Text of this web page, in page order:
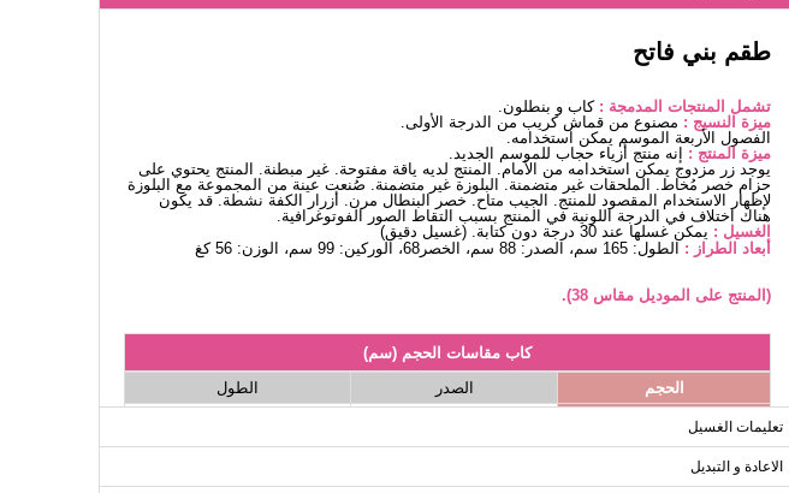
طقم بني فاتح
تشمل المنتجات المدمجة :كاب و بنطلون.
ميزة النسيج : مصنوع من قماش كريب من الدرجة الأولى.
الفصول الأربعة الموسم يمكن استخدامه.
ميزة المنتج : إنه منتج أزياء حجاب للموسم الجديد.
يوجد زر مزدوج يمكن استخدامه من الأمام. المنتج لديه ياقة مفتوحة. غير مبطنة. المنتج يحتوي على
حزام خصر مُخاط. الملحقات غير متضمنة. البلوزة غير متضمنة. صُنعت عينة من المجموعة مع البلوزة
لإظهار الاستخدام المقصود للمنتج. الجيب متاح. خصر البنطال مرن. أزرار الكفة نشطة. قد يكون
هناك اختلاف في الدرجة اللونية في المنتج بسبب التقاط الصور الفوتوغرافية.
الغسيل : يمكن غسلها عند 30 درجة دون كتابة. (غسيل دقيق)
أبعاد الطراز : الطول: 165 سم، الصدر: 88 سم، الخصر68، الوركين: 99 سم، الوزن: 56 كغ
(المنتج على الموديل مقاس 38).
كاب مقاسات الحجم (سم)
الحجم
الصدر
الطول
40
98
115
42
102
115
تعليمات الغسيل
الاعادة و التبديل